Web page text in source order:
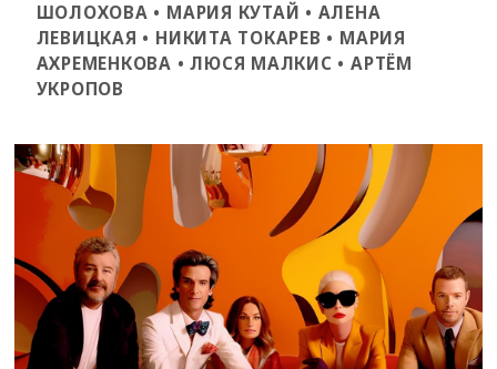
ШОЛОХОВА • МАРИЯ КУТАЙ • АЛЕНА
ЛЕВИЦКАЯ • НИКИТА ТОКАРЕВ • МАРИЯ
АХРЕМЕНКОВА • ЛЮСЯ МАЛКИС • АРТЁМ
УКРОПОВ